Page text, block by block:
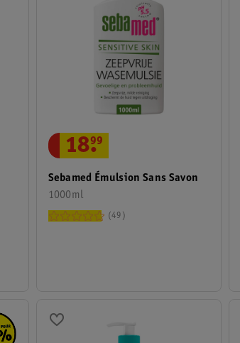
Sebamed Émulsion Sans Savon
1000ml
18.
99
49